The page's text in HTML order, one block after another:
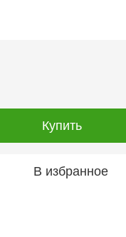
Купить
В избранное